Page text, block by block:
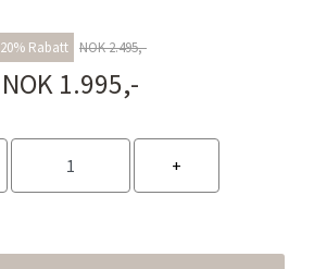
20% Rabatt NOK 2.495,-
NOK 1.995,-